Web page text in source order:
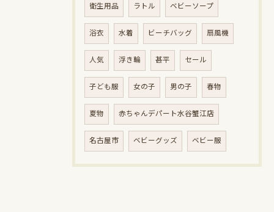
衛生用品 ラトル ベビーソープ
浴衣 水着 ビーチバッグ 扇風機
人気 浮き輪 甚平 セール
子ども服 女の子 男の子 春物
夏物 赤ちゃんデパート水谷蟹江店
名古屋市 ベビーグッズ ベビー服